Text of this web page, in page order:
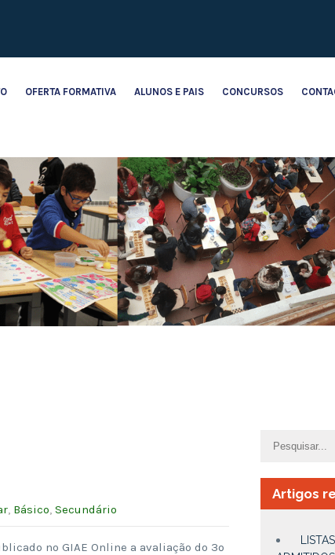
OFERTA FORMATIVA ALUNOS E PAIS CONCURSOS
, Básico, Secundário
no GIAE Online a avaliação do 3º
Artigos